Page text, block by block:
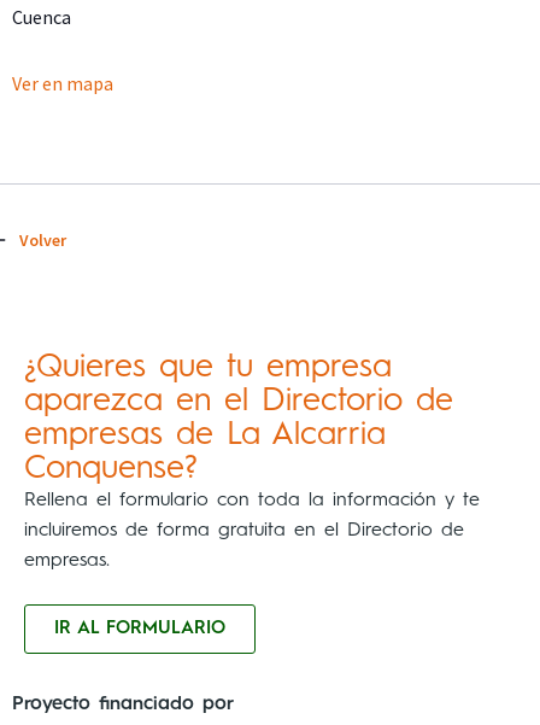
¿Quieres que tu empresa
aparezca en el Directorio de
empresas de La Alcarria
Conquense?
Rellena el formulario con toda la información y te
incluiremos de forma gratuita en el Directorio de
empresas.
IR AL FORMULARIO
Cuenca
Ver en mapa
Volver
Proyecto financiado por